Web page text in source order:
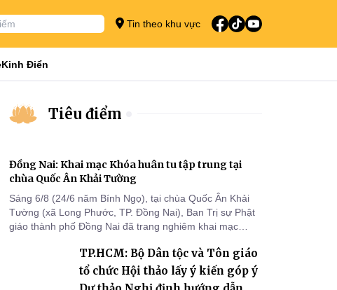
Tin theo khu vực
Kinh Điển
Tiêu điểm
Đồng Nai: Khai mạc Khóa huân tu tập trung tại
chùa Quốc Ân Khải Tường
Sáng 6/8 (24/6 năm Bính Ngọ), tại chùa Quốc Ân Khải
Tường (xã Long Phước, TP. Đồng Nai), Ban Trị sự Phật
giáo thành phố Đồng Nai đã trang nghiêm khai mạc
2570 dành cho chư Tăng hành giả an cư tại chỗ khu vực
VII, VIII và trường hạ chùa Quốc Ân Khải Tường.
TP.HCM: Bộ Dân tộc và Tôn giáo
tổ chức Hội thảo lấy ý kiến góp ý